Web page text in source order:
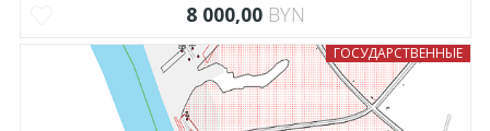
8 000,00 BYN
ГОСУДАРСТВЕННЫЕ